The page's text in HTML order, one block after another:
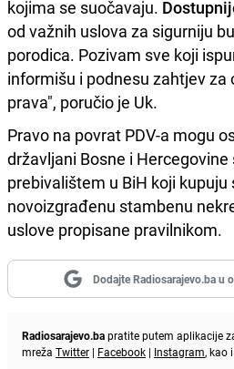
kojima se suočavaju.
od važnih uslova za sigurniju
porodica. Pozivam sve koji
informišu i podnesu zahtjev za
prava", poručio je Uk.
Pravo na povrat PDV-a mogu
državljani Bosne i
prebivalištem u BiH koji kupuju
novoizgrađenu stambenu
uslove propisane pravilnikom.
Dodajte Radiosarajevo.ba u
Radiosarajevo.bapratite putem aplikacije
mreža Twitter | Facebook | Instagram, kao